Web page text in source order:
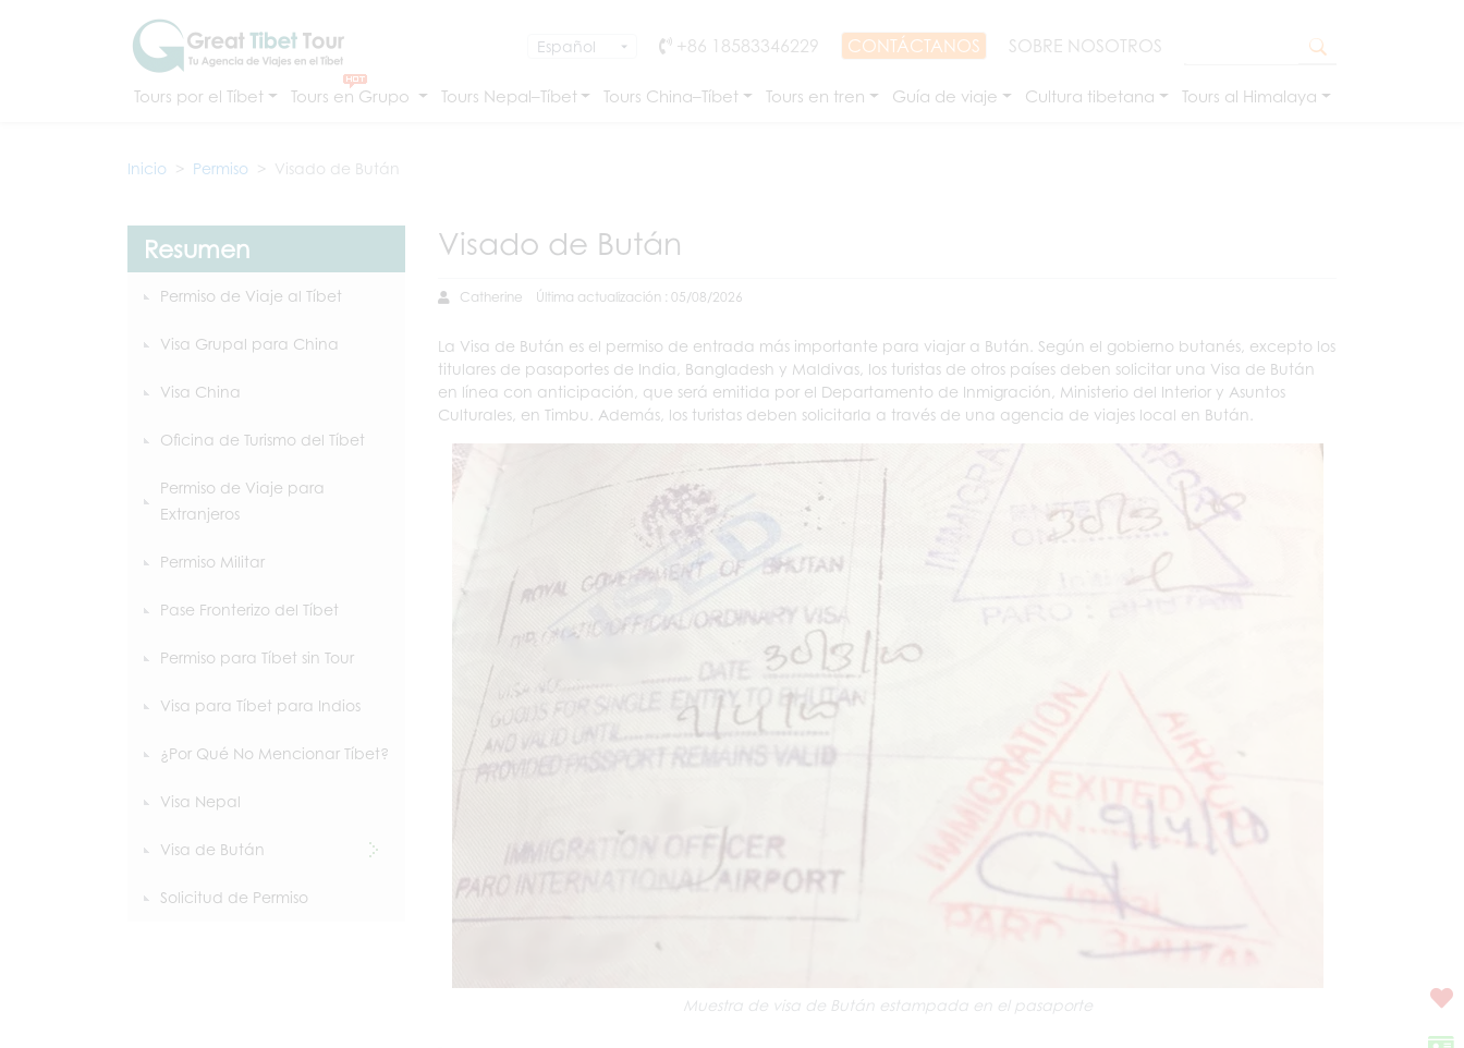
+86 18583346229 CONTÁCTANOS SOBRE NOSOTROS
Tours por el Tíbet Tours en Grupo Tours Nepal–Tíbet Tours China–Tíbet Tours en tren Guía de viaje Cultura tibetana Tours al Himalaya
Inicio Permiso Visado de Bután
Resumen
Permiso de Viaje al Tíbet
Visa Grupal para China
Visa China
Oficina de Turismo del Tíbet
Permiso de Viaje para
Extranjeros
Permiso Militar
Pase Fronterizo del Tíbet
Permiso para Tíbet sin Tour
Visa para Tíbet para Indios
¿Por Qué No Mencionar Tíbet?
Visa Nepal
Visa de Bután
Solicitud de Permiso
Visado de Bután
Catherine Última actualización : 05/08/2026
La Visa de Bután es el permiso de entrada más importante para viajar a Bután. Según el gobierno butanés, excepto los
titulares de pasaportes de India, Bangladesh y Maldivas, los turistas de otros países deben solicitar una Visa de Bután
en línea con anticipación, que será emitida por el Departamento de Inmigración, Ministerio del Interior y Asuntos
Culturales, en Timbu. Además, los turistas deben solicitarla a través de una agencia de viajes local en Bután.
Muestra de visa de Bután estampada en el pasaporte